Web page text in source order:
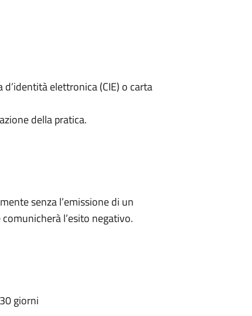
elettronica (CIE) o carta
della pratica.
senza l’emissione di un
l’esito negativo.
giorni